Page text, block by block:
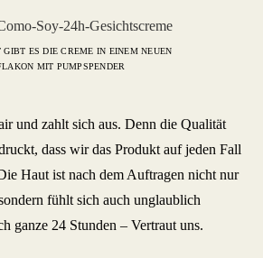
GIBT ES DIE CREME IN EINEM NEUEN
MIT PUMPSPENDER
und zahlt sich aus. Denn die Qualität
dass wir das Produkt auf jeden Fall
Haut ist nach dem Auftragen nicht nur
fühlt sich auch unglaublich
ganze 24 Stunden – Vertraut uns.